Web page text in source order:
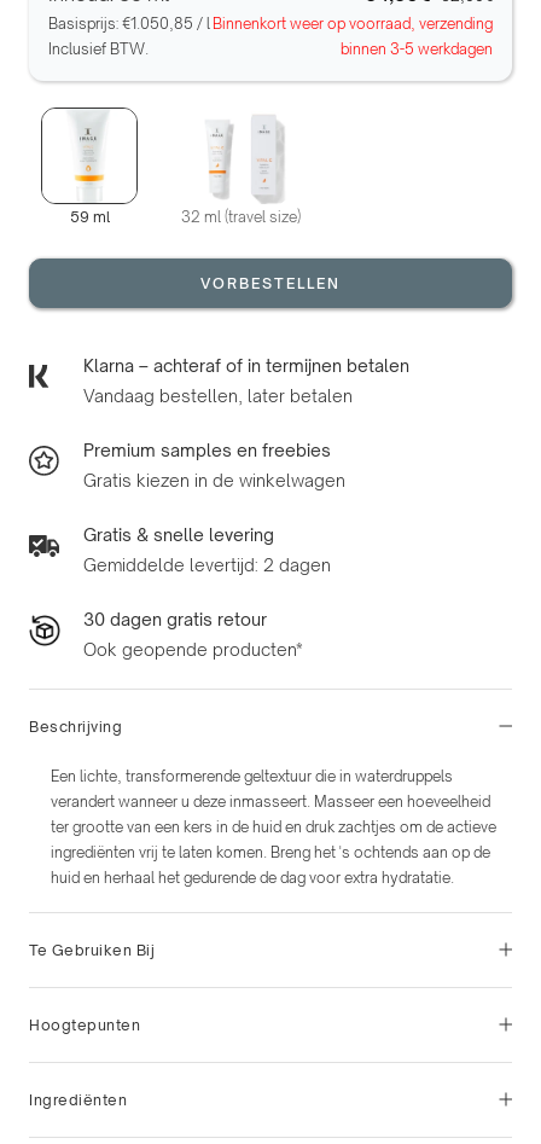
Basisprijs: €1.050,85 /
Inclusief BTW.
Binnenkort weer op voorraad, verzending
binnen 3-5 werkdagen
59 ml 32 ml (travel size)
VORBESTELLEN
Klarna – achteraf of in termijnen betalen
Vandaag bestellen, later betalen
Premium samples en freebies
Gratis kiezen in de winkelwagen
Gratis & snelle levering
Gemiddelde levertijd: 2 dagen
30 dagen gratis retour
Ook geopende producten*
Beschrijving
Een lichte, transformerende geltextuur die in waterdruppels
verandert wanneer u deze inmasseert. Masseer een hoeveelheid
ter grootte van een kers in de huid en druk zachtjes om de actieve
ingrediënten vrij te laten komen. Breng het 's ochtends aan op de
huid en herhaal het gedurende de dag voor extra hydratatie.
Te Gebruiken Bij
Hoogtepunten
Ingrediënten